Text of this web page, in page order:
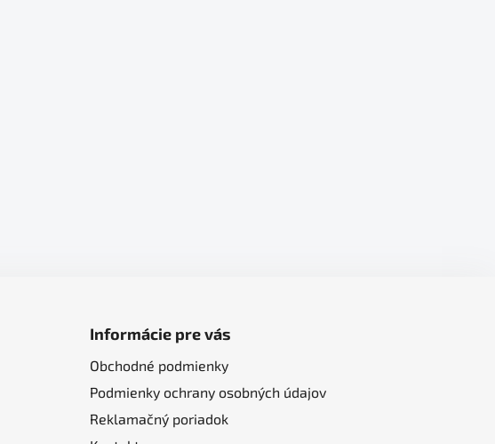
Informácie pre vás
Obchodné podmienky
Podmienky ochrany osobných údajov
Reklamačný poriadok